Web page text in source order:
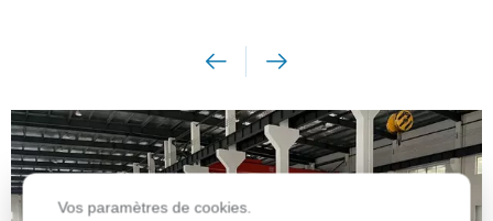
Vos paramètres de cookies.